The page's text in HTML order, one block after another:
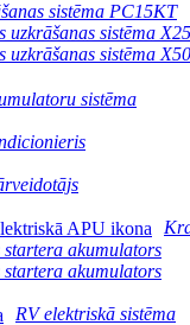
sistēma PC15KT
uzkrāšanas sistēma
uzkrāšanas sistēma
sistēma
startera akumulators
akumulators
RV elektriskā sistēma